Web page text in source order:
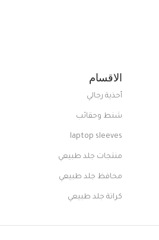
الاقسام
أحذية رجالي
شنط وحقائب
laptop sleeves
منتجات جلد طبيعي
محافظ جلد طبيعي
كراتة جلد طبيعي